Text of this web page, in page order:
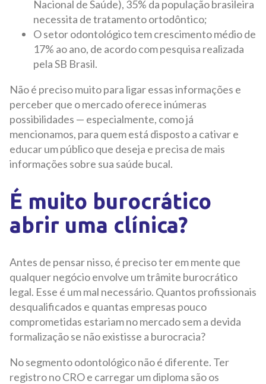
Nacional de Saúde), 35% da população brasileira
necessita de tratamento ortodôntico;
O setor odontológico tem crescimento médio de
17% ao ano, de acordo com pesquisa realizada
pela SB Brasil.
Não é preciso muito para ligar essas informações e
perceber que o mercado oferece inúmeras
possibilidades — especialmente, como já
mencionamos, para quem está disposto a cativar e
educar um público que deseja e precisa de mais
informações sobre sua saúde bucal.
É muito burocrático
abrir uma clínica?
Antes de pensar nisso, é preciso ter em mente que
qualquer negócio envolve um trâmite burocrático
legal. Esse é um mal necessário. Quantos profissionais
desqualificados e quantas empresas pouco
comprometidas estariam no mercado sem a devida
formalização se não existisse a burocracia?
No segmento odontológico não é diferente. Ter
registro no CRO e carregar um diploma são os